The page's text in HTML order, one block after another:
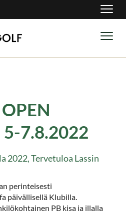
7.8.2022
2022, Tervetuloa Lassin
perinteisesti
päivällisellä Klubilla.
PB kisa ja illalla